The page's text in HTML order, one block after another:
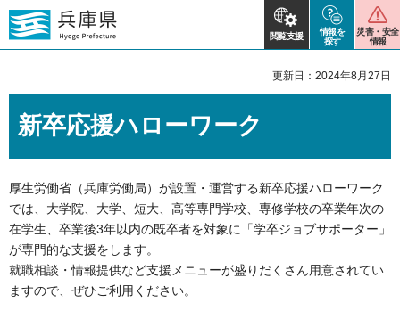
閲覧支援
情報を
探す
災害・安全
情報
更新日：2024年8月27日
新卒応援ハローワーク
厚生労働省（兵庫労働局）が設置・運営する新卒応援ハローワーク
では、大学院、大学、短大、高等専門学校、専修学校の卒業年次の
在学生、卒業後3年以内の既卒者を対象に「学卒ジョブサポーター」
が専門的な支援をします。
就職相談・情報提供など支援メニューが盛りだくさん用意されてい
ますので、ぜひご利用ください。